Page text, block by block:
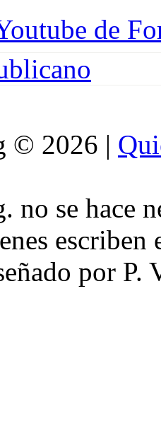
© 2026 |
se hace
escriben
por